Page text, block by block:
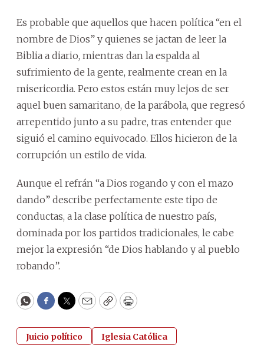
Es probable que aquellos que hacen política “en el
nombre de Dios” y quienes se jactan de leer la
Biblia a diario, mientras dan la espalda al
sufrimiento de la gente, realmente crean en la
misericordia. Pero estos están muy lejos de ser
aquel buen samaritano, de la parábola, que regresó
arrepentido junto a su padre, tras entender que
siguió el camino equivocado. Ellos hicieron de la
corrupción un estilo de vida.
Aunque el refrán “a Dios rogando y con el mazo
dando” describe perfectamente este tipo de
conductas, a la clase política de nuestro país,
dominada por los partidos tradicionales, le cabe
mejor la expresión “de Dios hablando y al pueblo
robando”.
WhatsApp
Facebook
Twitter
EmailCopyPrint
Juicio político
Iglesia Católica